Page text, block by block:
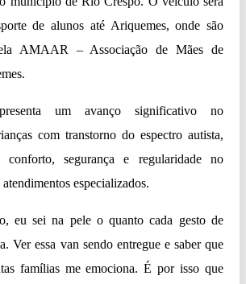
de alunos até Ariquemes, onde são
AMAAR – Associação de Mães de
um avanço significativo no
com transtorno do espectro autista,
conforto, segurança e regularidade no
atendimentos especializados.
eu sei na pele o quanto cada gesto de
Ver essa van sendo entregue e saber que
famílias me emociona. É por isso que